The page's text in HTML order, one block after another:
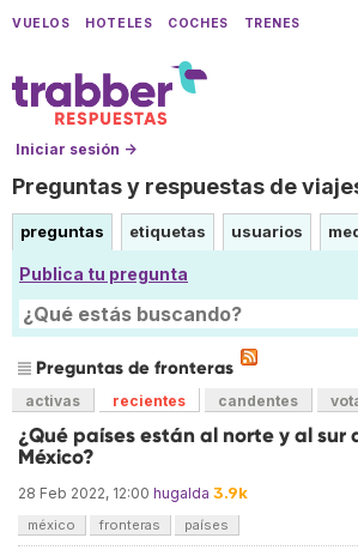
VUELOS HOTELES COCHES TRENES
Iniciar sesión →
Preguntas y respuestas de
preguntas etiquetas usuarios
Publica tu pregunta
Preguntas de fronteras
activas recientes candentes
¿Qué países están al norte y al sur
México?
28 Feb 2022, 12:00 hugalda 3.9k
méxico fronteras países